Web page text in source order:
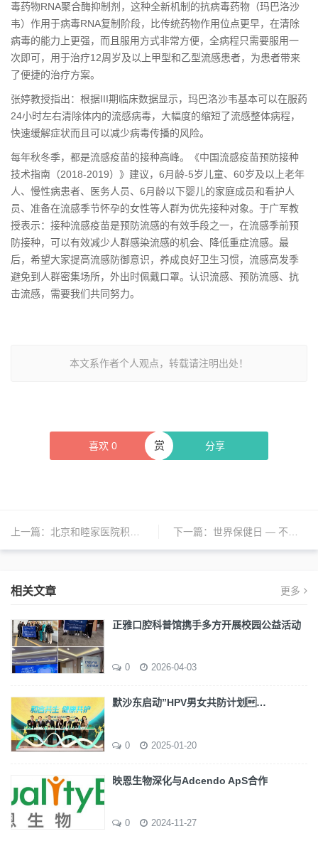
毒药物RNA聚合酶抑制剂，这种全新机制的抗病毒药物（玛巴洛沙
韦）作用于病毒RNA复制阶段，比传统药物作用位点更早，在清除
病毒的能力上更强，而且服用方式非常方便，全病程只需要服用一
次即可，用于治疗12周岁及以上甲型和乙型流感患者，为患者带来
了便捷的治疗方案。
张婷教授指出：根据III期临床数据显示，玛巴洛沙韦基本可以在服药
24小时左右清除体内的流感病毒，大幅度的缩短了流感整体病程，
快速缓解症状而且可以减少病毒传播的风险。
每年秋冬季，都是流感疫苗的接种高峰。《中国流感疫苗预防接种
技术指南（2018-2019）》建议，6月龄-5岁儿童、60岁及以上老年
人、慢性病患者、医务人员、6月龄以下婴儿的家庭成员和看护人
员、准备在流感季节怀孕的女性等人群为优先接种对象。于广军教
授表示：接种流感疫苗是预防流感的有效手段之一，在流感季前预
防接种，可以有效减少人群感染流感的机会、降低重症流感。最
后，希望大家提高流感防御意识，养成良好卫生习惯，流感高发季
避免到人群密集场所，外出时佩戴口罩。认识流感、预防流感、抗
击流感，需要我们共同努力。
本文系作者个人观点，转载请注明出处！
喜欢 0 分享
赏
上一篇： 北京和睦家医院积极响应“世界癌症日”科普宣传活动 下一篇： 世界保健日 — 不得不知的防癌知识
相关文章 更多
正雅口腔科普馆携手多方开展校园公益活动
0 2026-04-03
默沙东启动”HPV男女共防计划…
0 2025-01-20
映恩生物深化与Adcendo ApS合作
0 2024-11-27